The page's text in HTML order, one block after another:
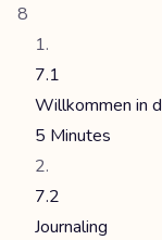
8
7.1
Willkommen in
5 Minutes
7.2
Journaling